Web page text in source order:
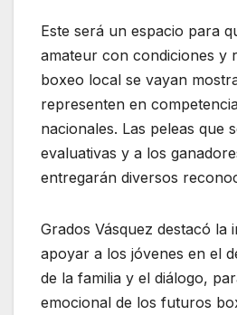
Este será un espacio para
amateur con condiciones y
boxeo local se vayan
representen en
nacionales. Las peleas que
evaluativas y a los
entregarán diversos
Grados Vásquez destacó la
apoyar a los jóvenes en el
de la familia y el diálogo,
emocional de los futuros